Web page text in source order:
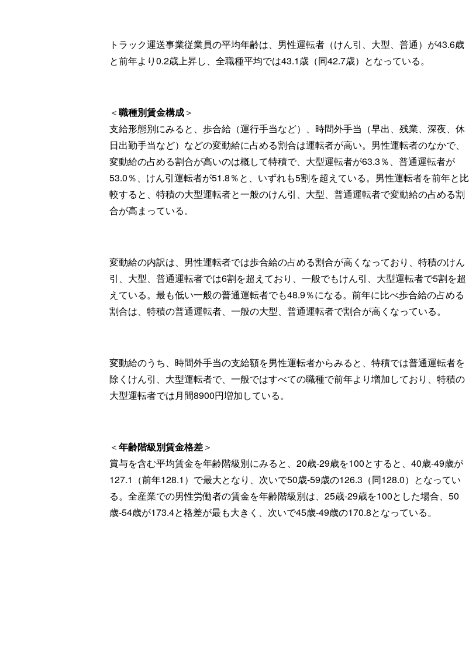
トラック運送事業従業員の平均年齢は、男性運転者（けん引、大型、普通）が43.6歳
と前年より0.2歳上昇し、全職種平均では43.1歳（同42.7歳）となっている。
＜職種別賃金構成＞
支給形態別にみると、歩合給（運行手当など）、時間外手当（早出、残業、深夜、休
日出勤手当など）などの変動給に占める割合は運転者が高い。男性運転者のなかで、
変動給の占める割合が高いのは概して特積で、大型運転者が63.3％、普通運転者が
53.0％、けん引運転者が51.8％と、いずれも5割を超えている。男性運転者を前年と比
較すると、特積の大型運転者と一般のけん引、大型、普通運転者で変動給の占める割
合が高まっている。
変動給の内訳は、男性運転者では歩合給の占める割合が高くなっており、特積のけん
引、大型、普通運転者では6割を超えており、一般でもけん引、大型運転者で5割を超
えている。最も低い一般の普通運転者でも48.9％になる。前年に比べ歩合給の占める
割合は、特積の普通運転者、一般の大型、普通運転者で割合が高くなっている。
変動給のうち、時間外手当の支給額を男性運転者からみると、特積では普通運転者を
除くけん引、大型運転者で、一般ではすべての職種で前年より増加しており、特積の
大型運転者では月間8900円増加している。
＜年齢階級別賃金格差＞
賞与を含む平均賃金を年齢階級別にみると、20歳-29歳を100とすると、40歳-49歳が
127.1（前年128.1）で最大となり、次いで50歳-59歳の126.3（同128.0）となってい
る。全産業での男性労働者の賃金を年齢階級別は、25歳-29歳を100とした場合、50
歳-54歳が173.4と格差が最も大きく、次いで45歳-49歳の170.8となっている。